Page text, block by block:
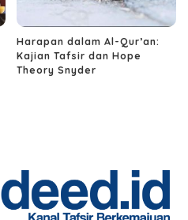
Harapan dalam Al-Qur’an:
Kajian Tafsir dan Hope
Theory Snyder